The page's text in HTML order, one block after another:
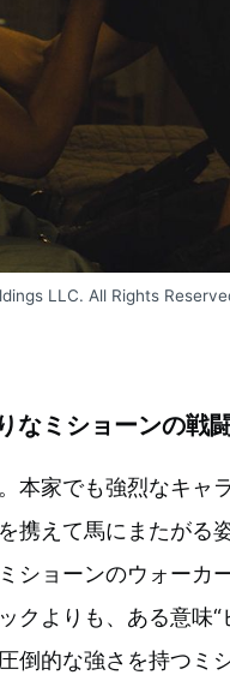
LLC. All Rights
なミショーンの戦
本家でも強烈なキャ
携えて馬にまたがる
ショーンのウォーカ
クよりも、ある意味
倒的な強さを持つミ